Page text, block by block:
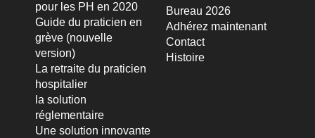
pour les PH en 2020
Guide du praticien en
grève (nouvelle
version)
La retraite du praticien
hospitalier
la solution
réglementaire
Une solution innovante
Bureau 2026
Adhérez maintenant
Contact
Histoire